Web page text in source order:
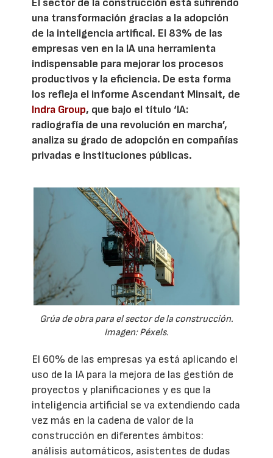
El sector de la construcción está sufirendo
una transformación gracias a la adopción
de la inteligencia artifical. El 83% de las
empresas ven en la IA una herramienta
indispensable para mejorar los procesos
productivos y la eficiencia. De esta forma
los refleja el informe Ascendant Minsait, de
Indra Group, que bajo el título ‘IA:
radiografía de una revolución en marcha’,
analiza su grado de adopción en compañías
privadas e instituciones públicas.
Grúa de obra para el sector de la construcción.
Imagen: Péxels.
El 60% de las empresas ya está aplicando el
uso de la IA para la mejora de las gestión de
proyectos y planificaciones y es que la
inteligencia artificial se va extendiendo cada
vez más en la cadena de valor de la
construcción en diferentes ámbitos:
análisis automáticos, asistentes de dudas